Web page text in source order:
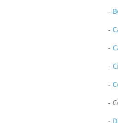
-
-
-
-
-
-
-